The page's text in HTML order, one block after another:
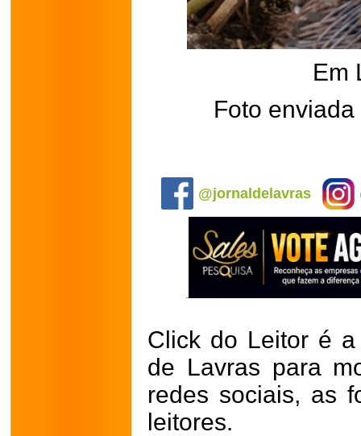
Em
Foto
@jornaldelavras
Click do Leitor é
de Lavras para
redes sociais, as
leitores.